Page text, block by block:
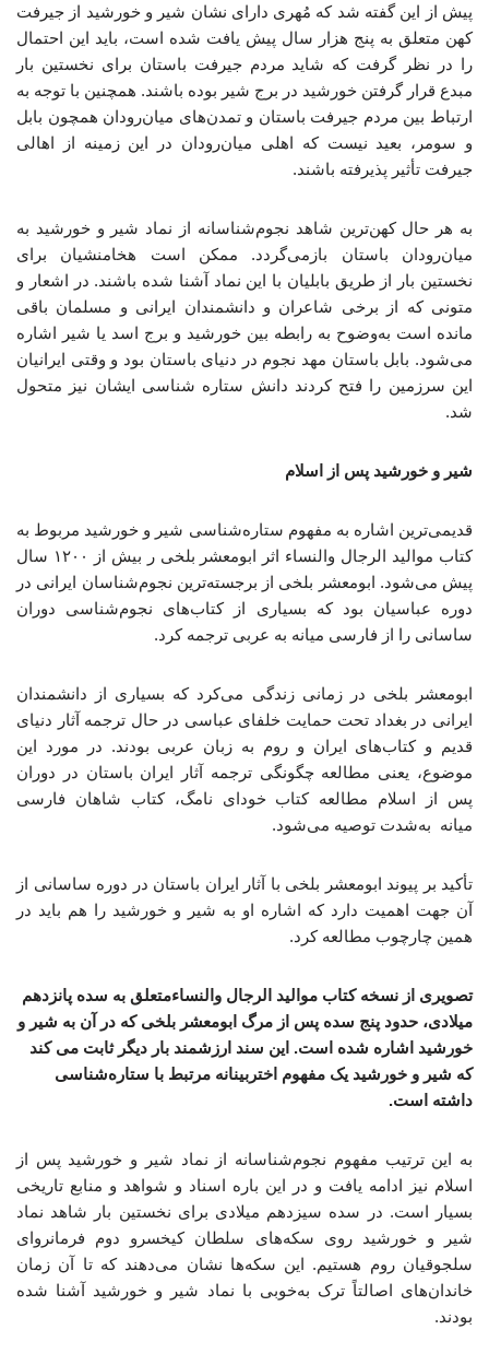
پیش از این گفته شد که مُهری دارای نشان شیر و خورشید از جیرفت
کهن متعلق به پنج هزار سال پیش یافت شده است، باید این احتمال
را در نظر گرفت که شاید مردم جیرفت باستان برای نخستین بار
مبدع قرار گرفتن خورشید در برج شیر بوده باشند. همچنین با توجه به
ارتباط بین مردم جیرفت باستان و تمدن‌های میان‌رودان همچون بابل
و سومر، بعید نیست که اهلی میان‌رودان در این زمینه از اهالی
جیرفت تأثیر پذیرفته باشند.
به هر حال کهن‌ترین شاهد نجوم‌شناسانه از نماد شیر و خورشید به
میان‌رودان باستان بازمی‌گردد. ممکن است هخامنشیان برای
نخستین بار از طریق بابلیان با این نماد آشنا شده باشند. در اشعار و
متونی که از برخی شاعران و دانشمندان ایرانی و مسلمان باقی
مانده است به‌وضوح به رابطه بین خورشید و برج اسد یا شیر اشاره
می‌شود. بابل باستان مهد نجوم در دنیای باستان بود و وقتی ایرانیان
این سرزمین را فتح کردند دانش ستاره شناسی ایشان نیز متحول
شد.
شیر و خورشید پس از اسلام
قدیمی‌ترین اشاره به مفهوم ستاره‌شناسی شیر و خورشید مربوط به
کتاب موالید الرجال والنساء اثر ابومعشر بلخی ر بیش از ۱۲۰۰ سال
پیش می‌شود. ابومعشر بلخی از برجسته‌ترین نجوم‌شناسان ایرانی در
دوره عباسیان بود که بسیاری از کتاب‌های نجوم‌شناسی دوران
ساسانی را از فارسی میانه به عربی ترجمه کرد.
ابومعشر بلخی در زمانی زندگی می‌کرد که بسیاری از دانشمندان
ایرانی در بغداد تحت حمایت خلفای عباسی در حال ترجمه آثار دنیای
قدیم و کتاب‌های ایران و روم به زبان عربی بودند. در مورد این
موضوع، یعنی مطالعه چگونگی ترجمه آثار ایران باستان در دوران
پس از اسلام مطالعه کتاب خودای نامگ، کتاب شاهان فارسی
میانه به‌شدت توصیه می‌شود.
تأکید بر پیوند ابومعشر بلخی با آثار ایران باستان در دوره ساسانی از
آن جهت اهمیت دارد که اشاره او به شیر و خورشید را هم باید در
همین چارچوب مطالعه کرد.
تصویری از نسخه کتاب موالید الرجال والنساءمتعلق به سده پانزدهم
میلادی، حدود پنج سده پس از مرگ ابومعشر بلخی که در آن به شیر و
خورشید اشاره شده است. این سند ارزشمند بار دیگر ثابت می کند
که شیر و خورشید یک مفهوم اختربینانه مرتبط با ستاره‌شناسی
داشته است.
به این ترتیب مفهوم نجوم‌شناسانه از نماد شیر و خورشید پس از
اسلام نیز ادامه یافت و در این باره اسناد و شواهد و منابع تاریخی
بسیار است. در سده سیزدهم میلادی برای نخستین بار شاهد نماد
شیر و خورشید روی سکه‌های سلطان کیخسرو دوم فرمانروای
سلجوقیان روم هستیم. این سکه‌ها نشان می‌دهند که تا آن زمان
خاندان‌های اصالتاً ترک به‌خوبی با نماد شیر و خورشید آشنا شده
بودند.